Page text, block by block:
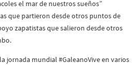
el mar de nuestros sueños”
que partieron desde otros puntos de
zapatistas que salieron desde otros
jornada mundial #GaleanoVive en varios